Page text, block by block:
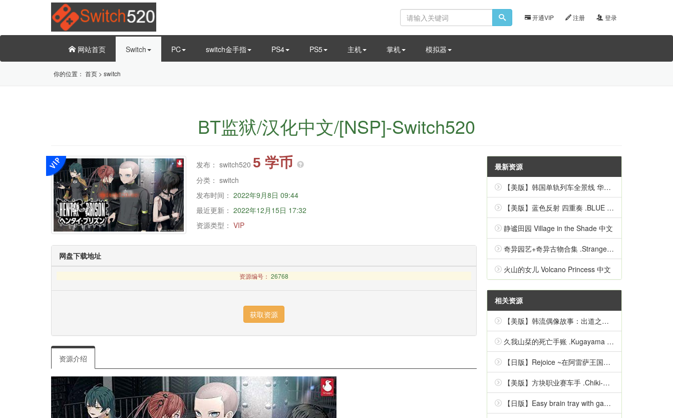
开通VIP 注册 登录
网站首页 Switch PC switch金手指 PS4 PS5 主机 掌机 模拟器
你的位置： 首页 > switch
BT监狱/汉化中文/[NSP]-Switch520
发布： switch520 5 学币
分类： switch
发布时间： 2022年9月8日 09:44
最近更新： 2022年12月15日 17:32
资源类型： VIP
网盘下载地址
资源编号： 26768
资源介绍
最新资源
【美版】韩国单轨列车全景线 华盖山 .Korean Monorail Panorama Line Hwagaesan 中文
【美版】蓝色反射 四重奏 .BLUE REFLECTION Quartet 英语
静谧田园 Village in the Shade 中文
奇异园艺+奇异古物合集 .Strange Horticulture 中文
火山的女儿 Volcano Princess 中文
相关资源
【美版】韩流偶像故事：出道之路 .K-Pop Idol Stories: Road to Debut 英语
久我山栞的死亡手账 .Kugayama Shiori's Death Diary 中文
【日版】Rejoice ~在阿雷萨王国的彼方~ 日语
【美版】方块职业赛车手 .Chiki-Chiki Boxy Racers 中文
【日版】Easy brain tray with games Simple inspirational quizzes 日语